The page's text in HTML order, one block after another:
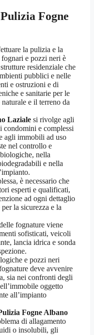
Pulizia Fogne
la pulizia e la
e pozzi neri è
residenziale che
pubblici e nelle
e ostruzioni e di
e sanitarie per le
e il terreno da
Laziale si rivolge agli
condomini e complessi
agli immobili ad uso
nel controllo e
nella
e nella
è necessario che
esperti e qualificati,
ad ogni dettaglio
la sicurezza e la
fognature viene
sofisticati, veicoli
lancia idrica e sonda
e pozzi neri
deve avvenire
sia nei confronti degli
oggetto
all’impianto
Fogne Albano
di allagamento
o insolubili, gli